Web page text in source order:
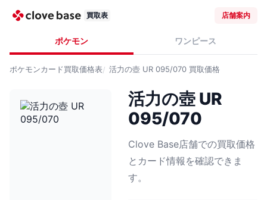
買取表 店舗案内
ポケモン ワンピース
ポケモンカード買取価格表 活力の壺 UR 095/070 買取価格
活力の壺 UR
095/070
Clove Base店舗での買取価格
とカード情報を確認できま
す。